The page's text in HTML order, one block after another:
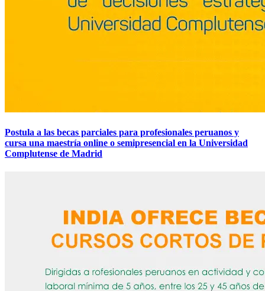
Postula a las becas parciales para profesionales peruanos y
cursa una maestría online o semipresencial en la Universidad
Complutense de Madrid